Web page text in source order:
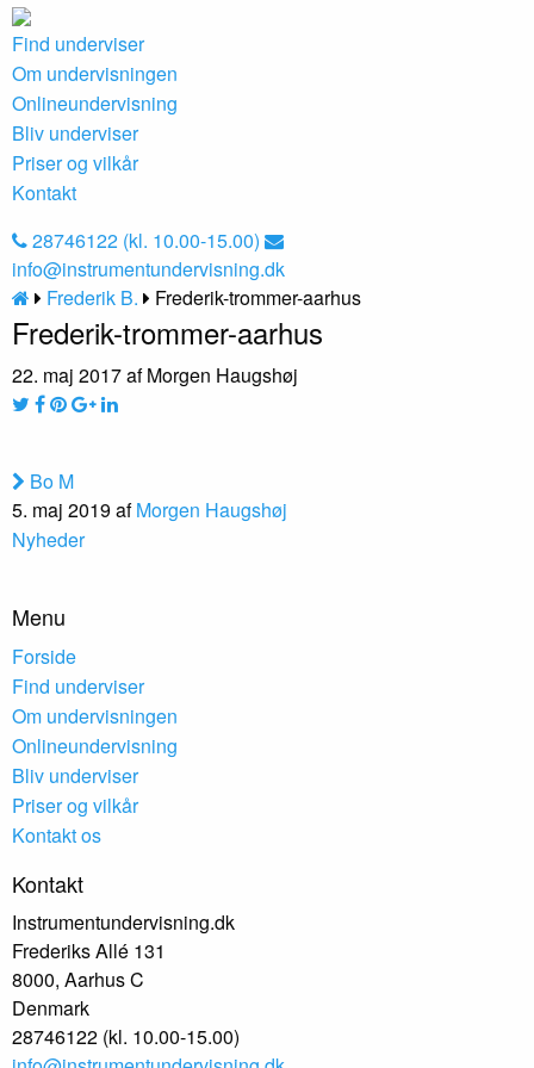
Find underviser
Om undervisningen
Onlineundervisning
Bliv underviser
Priser og vilkår
Kontakt
28746122 (kl. 10.00-15.00)
info@instrumentundervisning.dk
Frederik B.
Frederik-trommer-aarhus
Frederik-trommer-aarhus
22. maj 2017 af Morgen Haugshøj
Bo M
5. maj 2019 afMorgen Haugshøj
Nyheder
Menu
Forside
Find underviser
Om undervisningen
Onlineundervisning
Bliv underviser
Priser og vilkår
Kontakt os
Kontakt
Instrumentundervisning.dk
Frederiks Allé 131
8000, Aarhus C
Denmark
28746122 (kl. 10.00-15.00)